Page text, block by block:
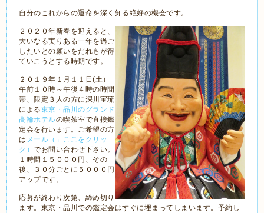
自分のこれからの運命を深く知る絶好の機会です。
２０２０年新春を迎えると、
大いなる実りある一年を過ご
したいとの願いをだれもが得
ていこうとする時期です。
２０１９年１月１１日(土）
午前１０時～午後４時の時間
帯、限定３人の方に深川宝琉
による東京・品川のグランド
高輪ホテルの喫茶室で直接鑑
定会を行います。ご希望の方
は メール（←ここをクリッ
ク）でお問い合わせ下さい。
１時間１５０００円、その
後、３０分ごとに５０００円
アップです。
応募が終わり次第、締め切り
ます。東京・品川での鑑定会はすぐに埋まってしまいます。予約し